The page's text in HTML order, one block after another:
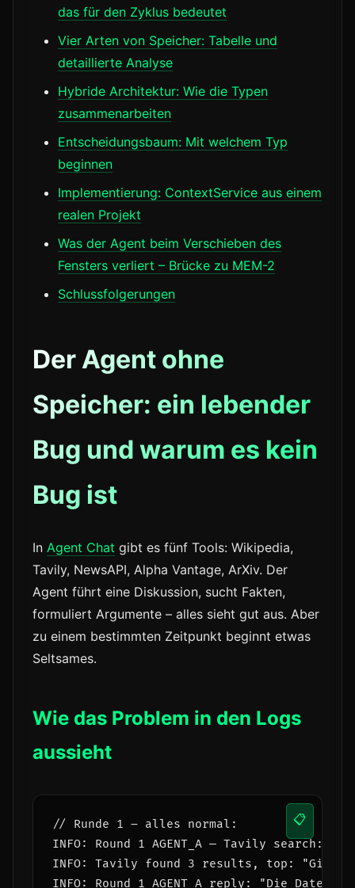
das für den Zyklus bedeutet
Vier Arten von Speicher: Tabelle und
detaillierte Analyse
Hybride Architektur: Wie die Typen
zusammenarbeiten
Entscheidungsbaum: Mit welchem Typ
beginnen
Implementierung: ContextService aus einem
realen Projekt
Was der Agent beim Verschieben des
Fensters verliert – Brücke zu MEM-2
Schlussfolgerungen
Der Agent ohne
Speicher: ein lebender
Bug und warum es kein
Bug ist
In Agent Chat gibt es fünf Tools: Wikipedia,
Tavily, NewsAPI, Alpha Vantage, ArXiv. Der
Agent führt eine Diskussion, sucht Fakten,
formuliert Argumente – alles sieht gut aus. Aber
zu einem bestimmten Zeitpunkt beginnt etwas
Seltsames.
Wie das Problem in den Logs
aussieht
// Runde 1 – alles normal:
INFO: Round 1 AGENT_A — Tavily
INFO: Tavily found 3 results, top:
INFO: Round 1 AGENT_A reply: "Die
📋